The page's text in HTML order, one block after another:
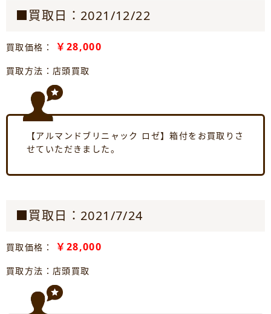
■買取日：2021/12/22
買取価格： ￥28,000
買取方法：店頭買取
【アルマンドブリニャック ロゼ】箱付をお買取りさ
せていただきました。
■買取日：2021/7/24
買取価格： ￥28,000
買取方法：店頭買取